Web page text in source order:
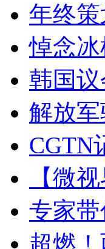
年终
悼念
韩国
解放
CGTN
【微
专家
超燃